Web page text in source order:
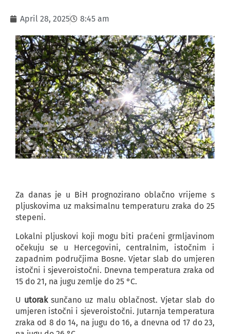
April 28, 2025 8:45 am
Za danas je u BiH prognozirano oblačno vrijeme s
pljuskovima uz maksimalnu temperaturu zraka do 25
stepeni.
Lokalni pljuskovi koji mogu biti praćeni grmljavinom
očekuju se u Hercegovini, centralnim, istočnim i
zapadnim područjima Bosne. Vjetar slab do umjeren
istočni i sjeveroistočni. Dnevna temperatura zraka od
15 do 21, na jugu zemlje do 25 °C.
U utoraksunčano uz malu oblačnost. Vjetar slab do
umjeren istočni i sjeveroistočni. Jutarnja temperatura
zraka od 8 do 14, na jugu do 16, a dnevna od 17 do 23,